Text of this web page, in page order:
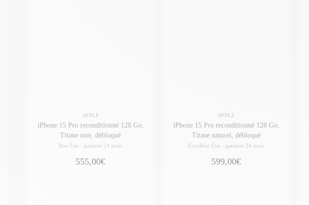
APPLE
iPhone 15 Pro reconditionné 128 Go,
Titane noir, débloqué
Bon État - garantie 24 mois
555,00€
APPLE
iPhone 15 Pro reconditionné 128 Go,
Titane naturel, débloqué
Excellent État - garantie 24 mois
599,00€